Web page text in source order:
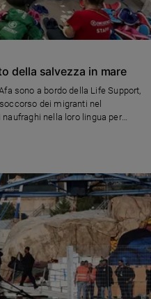
della salvezza in mare
sono a bordo della Life Support,
dei migranti nel
nella loro lingua per
è rimandata per maltempo